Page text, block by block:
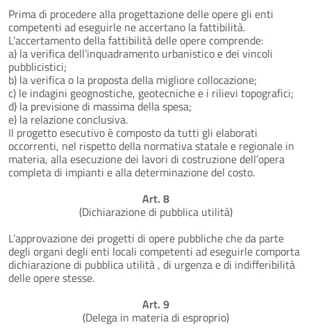
Prima di procedere alla progettazione delle opere gli enti
competenti ad eseguirle ne accertano la fattibilità.
L’accertamento della fattibilità delle opere comprende:
a) la verifica dell’inquadramento urbanistico e dei vincoli
pubblicistici;
b) la verifica o la proposta della migliore collocazione;
c) le indagini geognostiche, geotecniche e i rilievi topografici;
d) la previsione di massima della spesa;
e) la relazione conclusiva.
Il progetto esecutivo è composto da tutti gli elaborati
occorrenti, nel rispetto della normativa statale e regionale in
materia, alla esecuzione dei lavori di costruzione dell’opera
completa di impianti e alla determinazione del costo.
Art. 8
(Dichiarazione di pubblica utilità)
L’approvazione dei progetti di opere pubbliche che da parte
degli organi degli enti locali competenti ad eseguirle comporta
dichiarazione di pubblica utilità , di urgenza e di indifferibilità
delle opere stesse.
Art. 9
(Delega in materia di esproprio)